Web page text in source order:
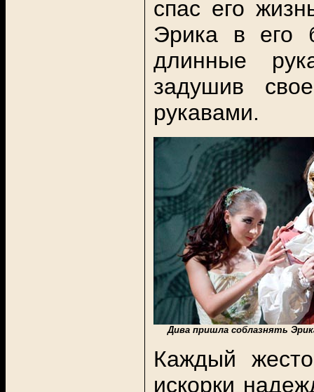
спас его
Эрика в его
длинные
задушив
рукавами.
Дива пришла соблазнять
Каждый
искорки